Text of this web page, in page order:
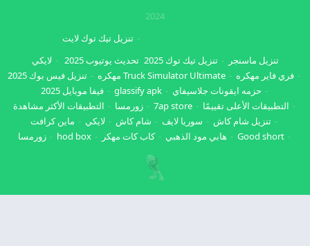
2024
تنزيل ماسنجر تنزيل تيك توك 2025
تنزيل تيك توك لايت
تحديث يوتيوب 2025
لايكي
فري فاير مهكره
Truck Simulator Ultimate مهكره
تنزيل فيس بوك 2025
حزمه ايقونات جلاسيفاي
glassify apk
فيفا موبايل 2025
التطبيقات الأعلى تقييمًا
7ap store زورمسا
التطبيقات الأكثر مشاهدة
تنزيل شام كاش
سوريا لايف شام كاش لايكي
ماين كرافت
Good short
هابي مود الذهبي كاب كات مهكر hod box زورمسا